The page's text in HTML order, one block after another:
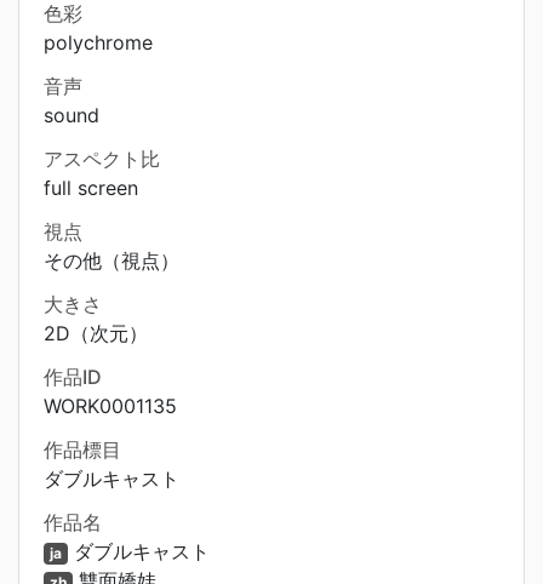
色彩
polychrome
音声
sound
アスペクト比
full screen
視点
その他（視点）
大きさ
2D（次元）
作品ID
WORK0001135
作品標目
ダブルキャスト
作品名
ja ダブルキャスト